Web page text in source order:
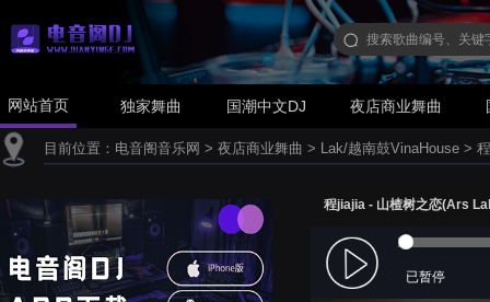
网站首页 独家舞曲 国潮中文DJ 夜店商业舞曲
目前位置： 电音阁音乐网 > 夜店商业舞曲 > Lak/越南鼓VinaHouse >
程jiajia - 山楂树之恋(Ars
已暂停